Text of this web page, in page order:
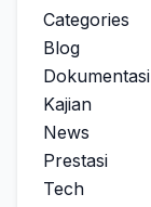
Categories
Blog
Dokumentasi
Kajian
News
Prestasi
Tech